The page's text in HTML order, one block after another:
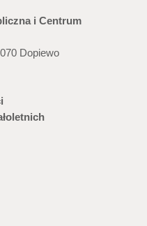
i Centrum
Dopiewo